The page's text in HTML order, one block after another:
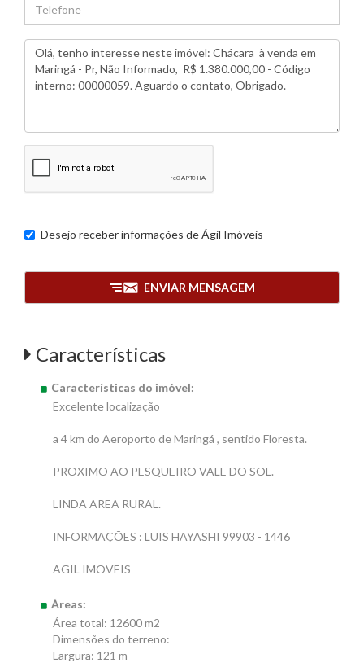
Desejo receber informações deÁgil Imóveis
ENVIAR MENSAGEM
Características
Características do imóvel:
Excelente localização
a 4 km do Aeroporto de Maringá , sentido Floresta.
PROXIMO AO PESQUEIRO VALE DO SOL.
LINDA AREA RURAL.
INFORMAÇÕES : LUIS HAYASHI 99903 - 1446
AGIL IMOVEIS
Áreas:
Área total: 12600 m2
Dimensões do terreno:
Largura: 121 m